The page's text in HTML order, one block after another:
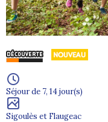
Séjour de 7, 14 jour(s)
Sigoulès et Flaugeac